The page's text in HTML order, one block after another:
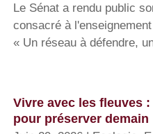
Le Sénat a rendu public
consacré à
« Un réseau à défendre,
Vivre avec les fleuves
pour préserver demain